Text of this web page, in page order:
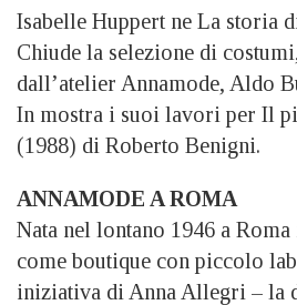
Isabelle Huppert ne La storia
Chiude la selezione di
dall’atelier Annamode, Aldo
In mostra i suoi lavori per Il
(1988) di Roberto Benigni.
ANNAMODE A ROMA
Nata nel lontano 1946 a
come boutique con piccolo
iniziativa di Anna Allegri – la